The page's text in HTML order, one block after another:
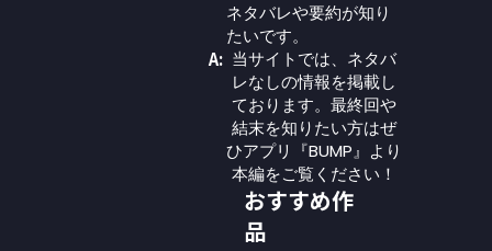
ネタバレや要約が知り
たいです。
A: 当サイトでは、ネタバ
レなしの情報を掲載し
ております。最終回や
結末を知りたい方はぜ
ひアプリ『BUMP』より
本編をご覧ください！
おすすめ作
品